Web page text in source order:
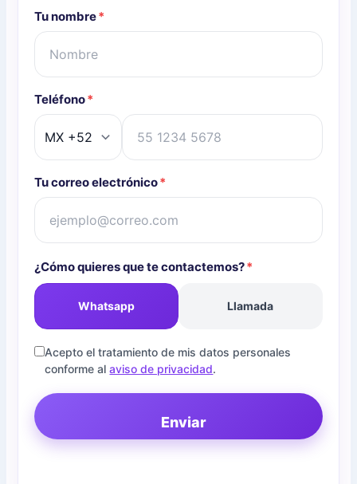
Tu nombre*
Teléfono*
Tu correo electrónico*
¿Cómo quieres que te contactemos?*
Whatsapp Llamada
Acepto el tratamiento de mis datos personales
conforme alaviso de privacidad.
Enviar